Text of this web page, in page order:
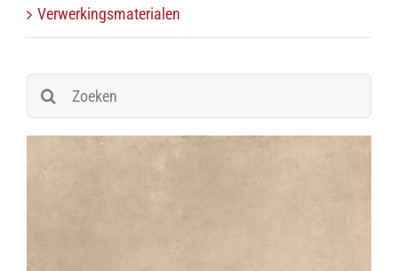
Verwerkingsmaterialen
Zoeken
naar: